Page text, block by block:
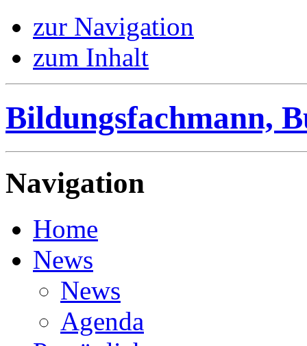
zur Navigation
zum Inhalt
Bildungsfachmann,
Navigation
Home
News
News
Agenda